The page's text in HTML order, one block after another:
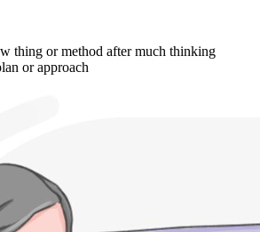
thing or method after much thinking
or approach